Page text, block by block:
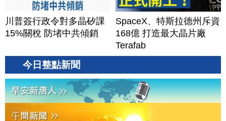
川普簽行政令對多晶矽課
15%關稅 防堵中共傾銷
SpaceX、特斯拉德州斥資
168億 打造最大晶片廠
Terafab
今日整點新聞